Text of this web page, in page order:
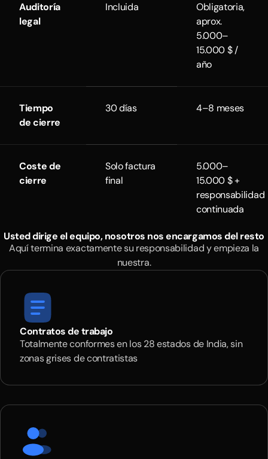
Auditoría
legal
Incluida
Obligatoria,
aprox.
5.000–
15.000 $ /
año
Tiempo
de cierre
30 días 4–8 meses
Coste de
cierre
Solo factura
final
5.000–
15.000 $ +
responsabilidad
continuada
Usted dirige el equipo, nosotros nos encargamos del resto
Aquí termina exactamente su responsabilidad y empieza la
nuestra.
Contratos de trabajo
Totalmente conformes en los 28 estados de India, sin
zonas grises de contratistas